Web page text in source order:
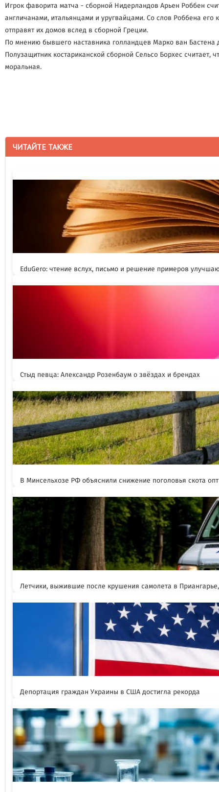
ЧИТАЙТЕ ТАКЖЕ
EduGero: чтение вслух, письмо и решение примеров
Стыд певца: Александр Розенбаум о звёздах и брендах
В Минсельхозе РФ объяснили снижение поголовья скота
Летчики, выжившие после крушения самолета в
Депортация граждан Украины в США достигла рекорда
Игрок фаворита матча - сборной Нидерландов Арьен Роббен
англичанами, итальянцами и уругвайцами. Со слов Роббена его
отправят их домов вслед в сборной Греции.
По мнению бывшего наставника голландцев Марко ван Бастена
Полузащитник костариканской сборной Сельсо Борхес
моральная.